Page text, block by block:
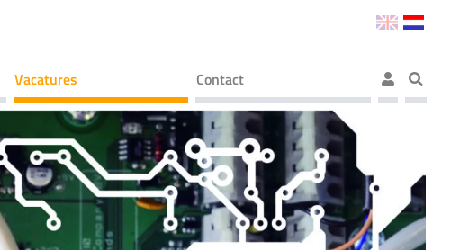
Vacatures Contact